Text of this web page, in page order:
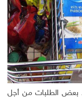
بعض الطلبات من أجل